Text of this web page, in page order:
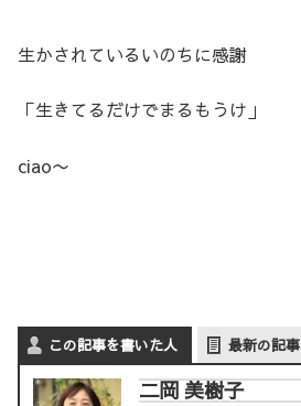
生かされているいのちに感謝
「生きてるだけでまるもうけ」
ciao〜
この記事を書いた人 最新の記事
二岡 美樹子